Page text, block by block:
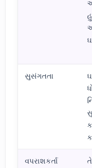
સુસંગતતા
વપરાશકર્તા
તે